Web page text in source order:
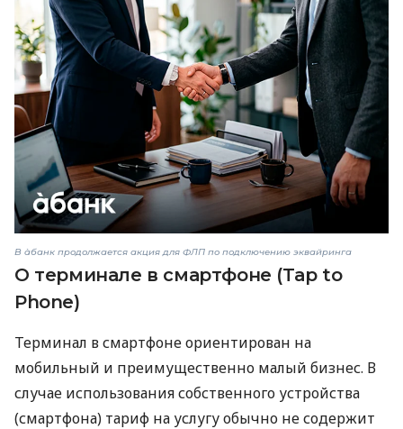
В àбанк продолжается акция для ФЛП по подключению эквайринга
О терминале в смартфоне (Tap to
Phone)
Терминал в смартфоне ориентирован на
мобильный и преимущественно малый бизнес. В
случае использования собственного устройства
(смартфона) тариф на услугу обычно не содержит